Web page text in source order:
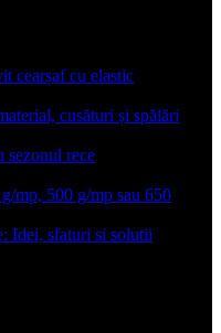
cearșaf cu elastic
cusături și spălări
sezonul rece
mp, 500 g/mp sau 650
Idei, sfaturi si solutii